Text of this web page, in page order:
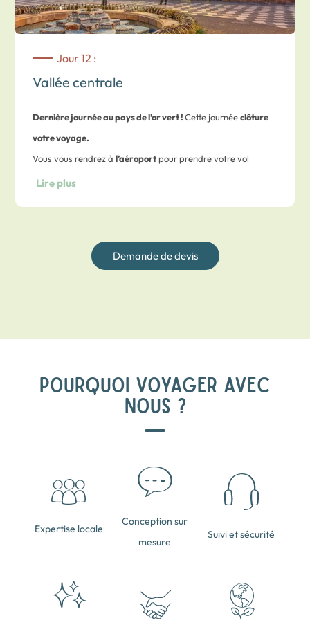
Jour 12 :
Vallée centrale
Dernière journée au pays de l’or vert !Cette journéeclôture
votre voyage.
Vous vous rendrez àl’aéroportpour prendre votre vol
internationale retour, avec au préalable la
Lire plus
Demande de devis
POURQUOI VOYAGER AVEC
NOUS ?
Expertise locale
Conception sur
mesure
Suivi et sécurité